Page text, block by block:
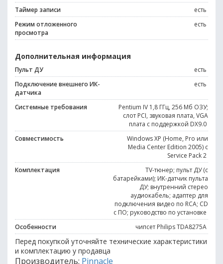
Таймер записи
есть
Режим отложенного
просмотра
есть
Дополнительная информация
Пульт ДУ
есть
Подключение внешнего ИК-
датчика
есть
Системные требования
Pentium IV 1,8 ГГц, 256 Мб ОЗУ;
слот PCI, звуковая плата, VGA
плата с поддержкой DX9.0
Совместимость
Windows XP (Home, Pro или
Media Center Edition 2005) с
Service Pack 2
Комплектация
TV-тюнер; пульт ДУ (с
батарейками); ИК-датчик пульта
ДУ; внутренний стерео
аудиокабель; адаптер для
подключения видео по RCA; CD
с ПО; руководство по установке
Особенности
чипсет Philips TDA8275A
Перед покупкой уточняйте технические характеристики
и комплектацию у продавца
Производитель: Pinnacle